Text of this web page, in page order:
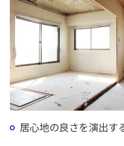
居心地の良さを演出す